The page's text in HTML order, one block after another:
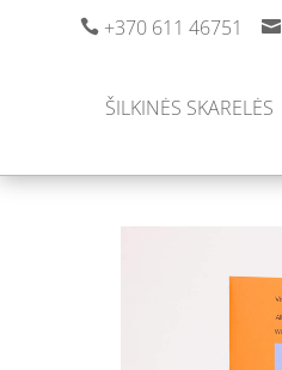
 +370 611 46751 
ŠILKINĖS SKARELĖS